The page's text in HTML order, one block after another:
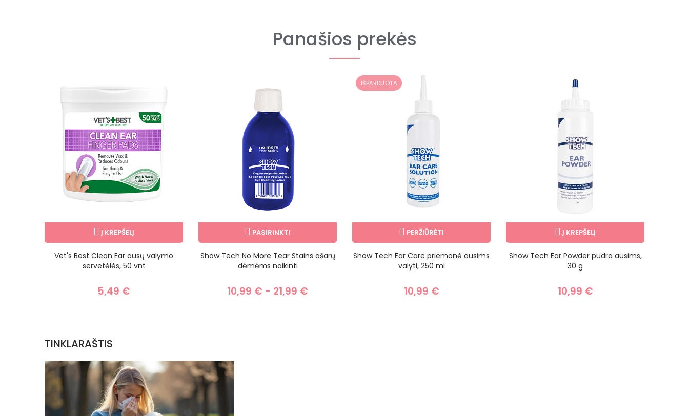
Panašios prekės
Į KREPŠELĮ
Vet's Best Clean Ear ausų valymo
servetėlės, 50 vnt
5,49 €
PASIRINKTI
Show Tech No More Tear Stains ašarų
dėmėms naikinti
10,99 € - 21,99 €
IŠPARDUOTA
PERŽIŪRĖTI
Show Tech Ear Care priemonė ausims
valyti, 250 ml
10,99 €
Į KREPŠELĮ
Show Tech Ear Powder pudra ausims,
30 g
10,99 €
TINKLARAŠTIS